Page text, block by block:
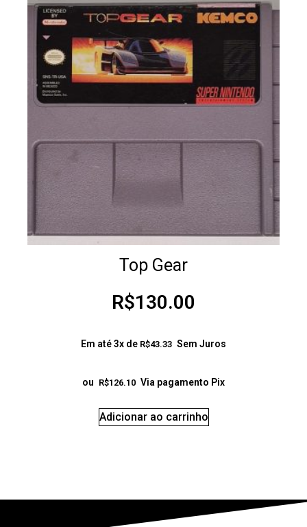
Top Gear
R$130.00
Em até 3x de R$43.33 Sem Juros
ou R$126.10 Via pagamento Pix
Adicionar ao carrinho